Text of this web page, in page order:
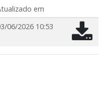
em
06/2026 10:53